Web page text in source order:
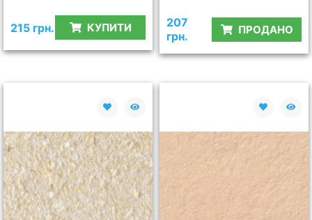
215 грн. КУПИТИ
207
грн.
ПРОДАНО